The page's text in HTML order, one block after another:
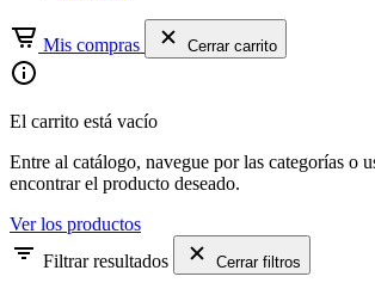
Mis compras Cerrar carrito
El carrito está vacío
Entre al catálogo, navegue por las categorías o
encontrar el producto deseado.
Ver los productos
Filtrar resultados
Cerrar filtros